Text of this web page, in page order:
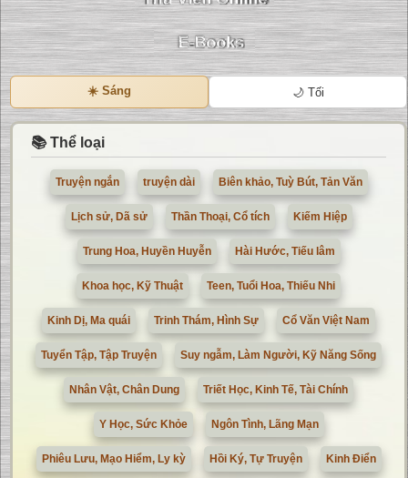
☀️ Sáng 🌙 Tối
📚 Thể loại
Truyện ngắn truyện dài Biên khảo, Tuỳ Bút, Tản Văn
Lịch sử, Dã sử Thần Thoại, Cổ tích Kiếm Hiệp
Trung Hoa, Huyền Huyễn Hài Hước, Tiếu lâm
Khoa học, Kỹ Thuật Teen, Tuổi Hoa, Thiếu Nhi
Kinh Dị, Ma quái Trinh Thám, Hình Sự Cổ Văn Việt Nam
Tuyển Tập, Tập Truyện Suy ngẫm, Làm Người, Kỹ Năng Sống
Nhân Vật, Chân Dung Triết Học, Kinh Tế, Tài Chính
Y Học, Sức Khỏe Ngôn Tình, Lãng Mạn
Phiêu Lưu, Mạo Hiểm, Ly kỳ Hồi Ký, Tự Truyện Kinh Điển